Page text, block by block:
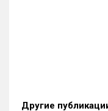
Другие